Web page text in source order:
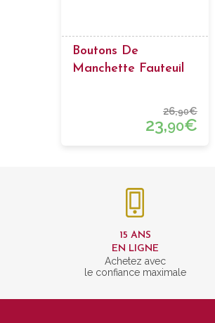
Boutons De
Manchette Fauteuil
26,90€
23,90€
15 ANS
EN LIGNE
Achetez avec
le confiance maximale